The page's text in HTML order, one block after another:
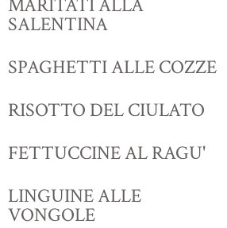
MARITATI ALLA
SALENTINA
SPAGHETTI ALLE COZZE
RISOTTO DEL CIULATO
FETTUCCINE AL RAGU'
LINGUINE ALLE
VONGOLE